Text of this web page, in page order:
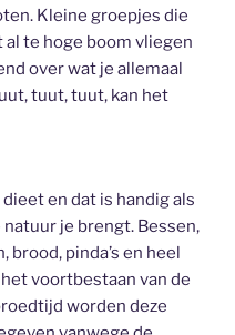
Kleine groepjes die
al te hoge boom vliegen
over wat je allemaal
tuut, tuut, kan het
en dat is handig als
je brengt. Bessen,
brood, pinda’s en heel
voortbestaan van de
worden deze